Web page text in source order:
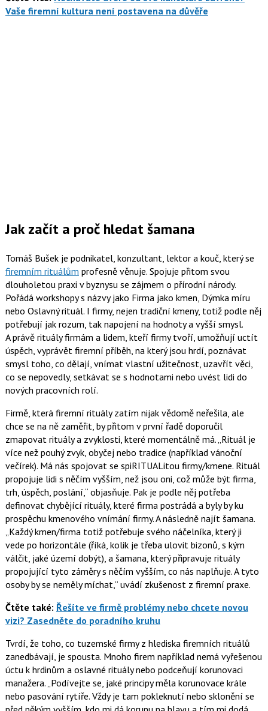
Vaše firemní kultura není postavena na důvěře
Jak začít a proč hledat šamana
Tomáš Bušekje podnikatel, konzultant, lektor a kouč, který se
firemním rituálům profesně věnuje. Spojuje přitom svou
dlouholetou praxi v byznysu se zájmem o přírodní národy.
Pořádá workshopy s názvy jako Firma jako kmen, Dýmka míru
nebo Oslavný rituál. I firmy, nejen tradiční kmeny, totiž podle něj
potřebují jak rozum, tak napojení na hodnoty a vyšší smysl.
A právě rituály firmám a lidem, kteří firmy tvoří, umožňují uctít
úspěch, vyprávět firemní příběh, na který jsou hrdí, poznávat
smysl toho, co dělají, vnímat vlastní užitečnost, uzavřít věci,
co se nepovedly, setkávat se s hodnotami nebo uvést lidi do
nových pracovních rolí.
Firmě, která firemní rituály zatím nijak vědomě neřešila, ale
chce se na ně zaměřit, by přitom v první řadě doporučil
zmapovat rituály a zvyklosti, které momentálně má. Rituál je
více než pouhý zvyk, obyčej nebo tradice (například vánoční
večírek). Má nás spojovat se spiRITUALitou firmy/kmene. Rituál
propojuje lidi s něčím vyšším, než jsou oni, což může být firma,
trh, úspěch, poslání, objasňuje. Pak je podle něj potřeba
definovat chybějící rituály, které firma postrádá a byly by ku
prospěchu kmenového vnímání firmy. A následně najít šamana.
Každý kmen/firma totiž potřebuje svého náčelníka, který ji
vede po horizontále (říká, kolik je třeba ulovit bizonů, s kým
válčit, jaké území dobýt), a šamana, který připravuje rituály
propojující tyto záměry s něčím vyšším, co nás naplňuje. A tyto
osoby by se neměly míchat, uvádí zkušenost z firemní praxe.
Čtěte také: Řešíte ve firmě problémy nebo chcete novou
vizi? Zasedněte do poradního kruhu
Tvrdí, že toho, co tuzemské firmy z hlediska firemních rituálů
zanedbávají, je spousta. Mnoho firem například nemá vyřešenou
úctu k hrdinům a oslavné rituály nebo podceňují korunovaci
manažera. Podívejte se, jaké principy měla korunovace krále
nebo pasování rytíře. Vždy je tam pokleknutí nebo sklonění se